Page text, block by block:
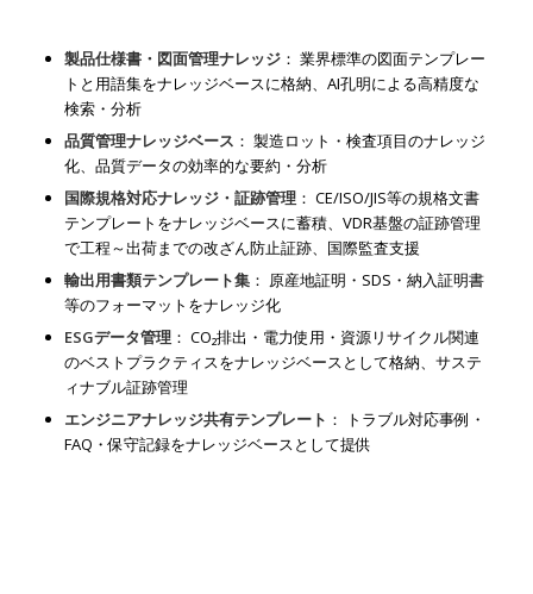
製品仕様書・図面管理ナレッジ： 業界標準の図面テンプレー
トと用語集をナレッジベースに格納、AI孔明による高精度な
検索・分析
品質管理ナレッジベース ： 製造ロット・検査項目のナレッジ
化、品質データの効率的な要約・分析
国際規格対応ナレッジ・証跡管理： CE/ISO/JIS等の規格文書
テンプレートをナレッジベースに蓄積、VDR基盤の証跡管理
で工程～出荷までの改ざん防止証跡、国際監査支援
輸出用書類テンプレート集： 原産地証明・SDS・納入証明書
等のフォーマットをナレッジ化
ESGデータ管理： CO₂排出・電力使用・資源リサイクル関連
のベストプラクティスをナレッジベースとして格納、サステ
ィナブル証跡管理
エンジニアナレッジ共有テンプレート ： トラブル対応事例・
FAQ・保守記録をナレッジベースとして提供